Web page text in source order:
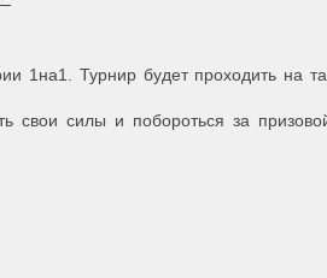
1на1. Турнир будет проходить на
свои силы и побороться за